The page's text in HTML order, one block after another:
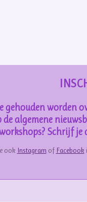
worden
algemene
Schrijf
ook Instagramof Facebook